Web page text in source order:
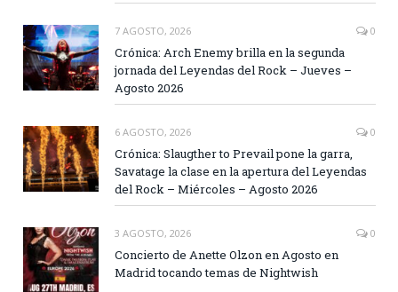
7 AGOSTO, 2026 0
Crónica: Arch Enemy brilla en la segunda
jornada del Leyendas del Rock – Jueves –
Agosto 2026
6 AGOSTO, 2026 0
Crónica: Slaugther to Prevail pone la garra,
Savatage la clase en la apertura del Leyendas
del Rock – Miércoles – Agosto 2026
3 AGOSTO, 2026 0
Concierto de Anette Olzon en Agosto en
Madrid tocando temas de Nightwish